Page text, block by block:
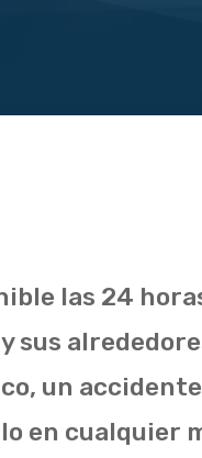
las 24
un
en cualquier